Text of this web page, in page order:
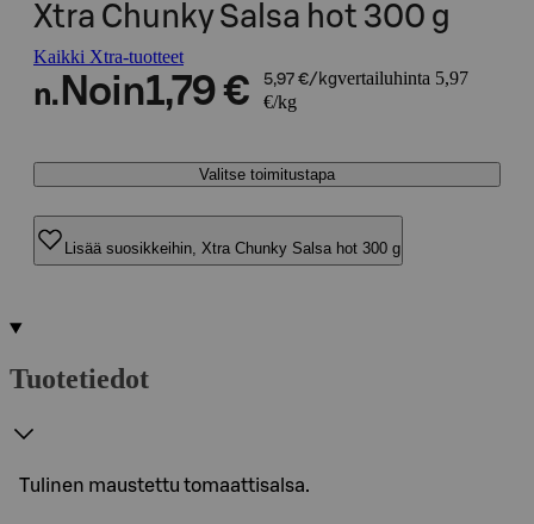
Xtra Chunky Salsa hot 300 g
Kaikki Xtra-tuotteet
n. Noin1,79 € 5,97 €/kgvertailuhinta 5,97
€/kg
Valitse toimitustapa
Lisää suosikkeihin, Xtra Chunky Salsa hot 300 g
Tuotetiedot
Tulinen maustettu tomaattisalsa.